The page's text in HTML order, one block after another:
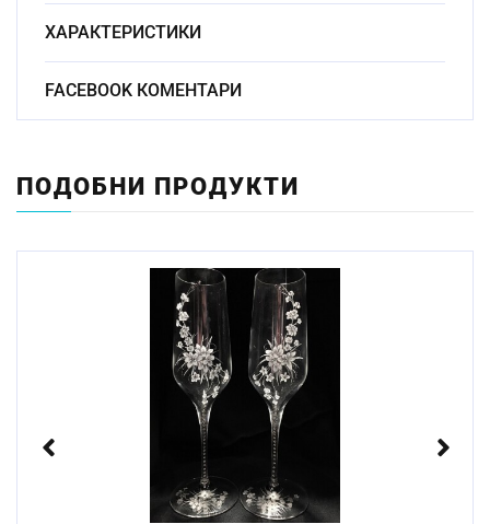
ХАРАКТЕРИСТИКИ
Материал:
Размер: 24см
Не
Стандартен срок за
3 до 10 работни
дни
FACEBOOK КОМЕНТАРИ
ПОДОБНИ ПРОДУКТИ